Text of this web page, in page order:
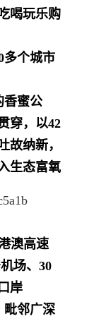
喝玩乐购
多个城市
香蜜公
穿，以42
故纳新，
生态富氧
澳高速
场、30
岸
毗邻广深